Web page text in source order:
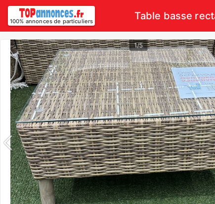
100% annonces de particuliers Table basse
1/5